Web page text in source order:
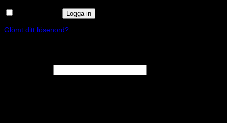
Logga in
Glömt ditt lösenord?